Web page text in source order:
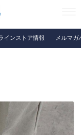
インストア情報 メルマガ